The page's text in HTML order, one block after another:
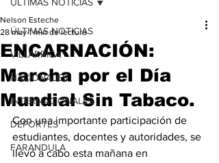
ÚLTIMAS NOTICIAS
VILLARRICA
NACIONALES
INTERNACIONALES
DEPORTES
FARANDULA
ENCARNACIÓN:
Marcha por el Día
Mundial Sin Tabaco.
Nelson Esteche
28 may 1 min de lectura
Con una importante participación de
estudiantes, docentes y autoridades, se
llevó a cabo esta mañana en